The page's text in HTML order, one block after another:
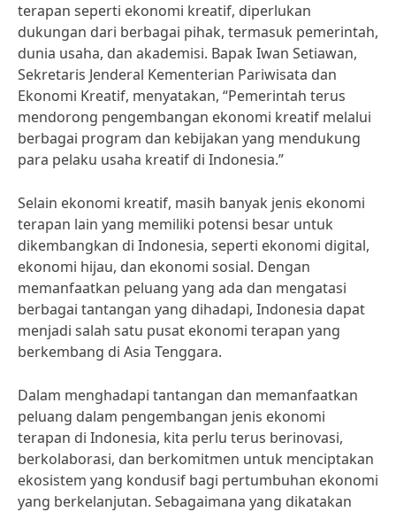
terapan seperti ekonomi kreatif, diperlukan
dukungan dari berbagai pihak, termasuk pemerintah,
dunia usaha, dan akademisi. Bapak Iwan Setiawan,
Sekretaris Jenderal Kementerian Pariwisata dan
Ekonomi Kreatif, menyatakan, “Pemerintah terus
mendorong pengembangan ekonomi kreatif melalui
berbagai program dan kebijakan yang mendukung
para pelaku usaha kreatif di Indonesia.”
Selain ekonomi kreatif, masih banyak jenis ekonomi
terapan lain yang memiliki potensi besar untuk
dikembangkan di Indonesia, seperti ekonomi digital,
ekonomi hijau, dan ekonomi sosial. Dengan
memanfaatkan peluang yang ada dan mengatasi
berbagai tantangan yang dihadapi, Indonesia dapat
menjadi salah satu pusat ekonomi terapan yang
berkembang di Asia Tenggara.
Dalam menghadapi tantangan dan memanfaatkan
peluang dalam pengembangan jenis ekonomi
terapan di Indonesia, kita perlu terus berinovasi,
berkolaborasi, dan berkomitmen untuk menciptakan
ekosistem yang kondusif bagi pertumbuhan ekonomi
yang berkelanjutan. Sebagaimana yang dikatakan